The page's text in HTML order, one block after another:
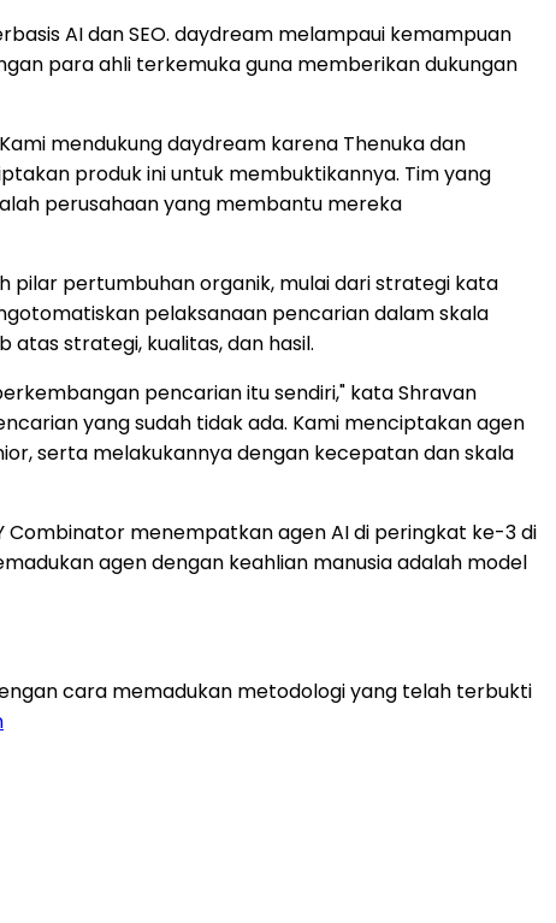
AI dan SEO. daydream melampaui kemampuan
para ahli terkemuka guna memberikan dukungan
mendukung daydream karena Thenuka dan
produk ini untuk membuktikannya. Tim yang
perusahaan yang membantu mereka
pilar pertumbuhan organik, mulai dari strategi kata
pelaksanaan pencarian dalam skala
atas strategi, kualitas, dan hasil.
pencarian itu sendiri," kata Shravan
yang sudah tidak ada. Kami menciptakan agen
serta melakukannya dengan kecepatan dan skala
Combinator menempatkan agen AI di peringkat ke-3 di
agen dengan keahlian manusia adalah model
cara memadukan metodologi yang telah terbukti